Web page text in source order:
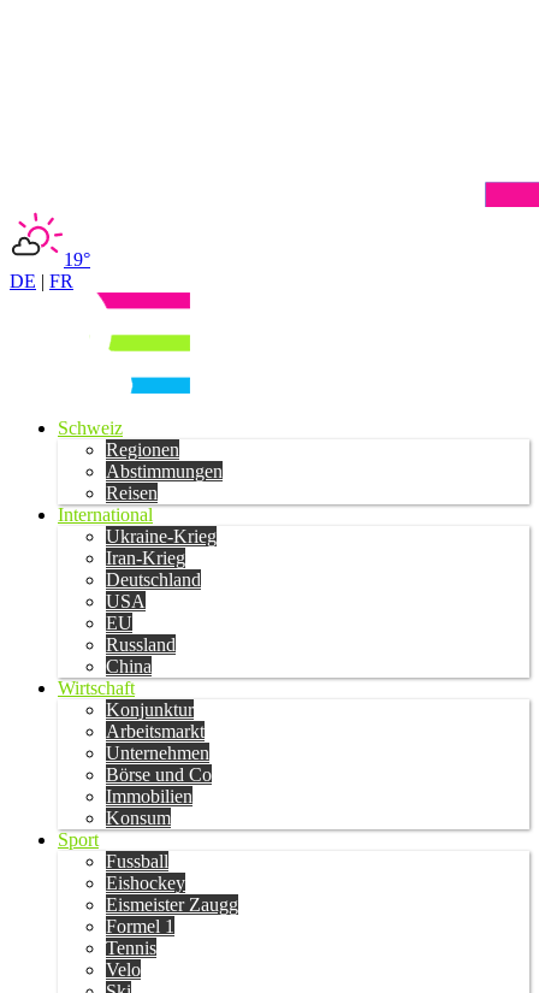
19°
DE | FR
Schweiz
Regionen
Abstimmungen
Reisen
International
Ukraine-Krieg
Iran-Krieg
Deutschland
USA
EU
Russland
China
Wirtschaft
Konjunktur
Arbeitsmarkt
Unternehmen
Börse und Co
Immobilien
Konsum
Sport
Fussball
Eishockey
Eismeister Zaugg
Formel 1
Tennis
Velo